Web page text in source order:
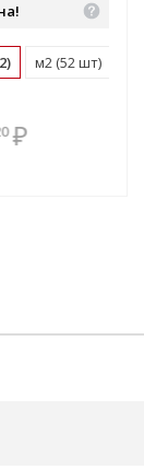
м2 (52 шт)
₽